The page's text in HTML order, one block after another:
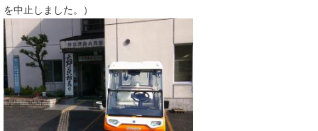
を中止しました。）